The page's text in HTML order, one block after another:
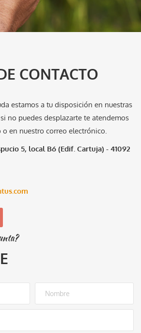
CONTACTO
estamos a tu disposición en nuestras
no puedes desplazarte te atendemos
en nuestro correo electrónico.
5, local B6 (Edif. Cartuja) - 41092